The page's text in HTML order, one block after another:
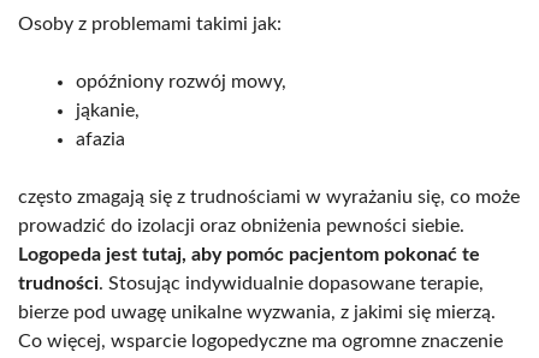
Osoby z problemami takimi jak:
opóźniony rozwój mowy,
jąkanie,
afazia
często zmagają się z trudnościami w wyrażaniu się, co może
prowadzić do izolacji oraz obniżenia pewności siebie.
Logopeda jest tutaj, aby pomóc pacjentom pokonać te
trudności. Stosując indywidualnie dopasowane terapie,
bierze pod uwagę unikalne wyzwania, z jakimi się mierzą.
Co więcej, wsparcie logopedyczne ma ogromne znaczenie